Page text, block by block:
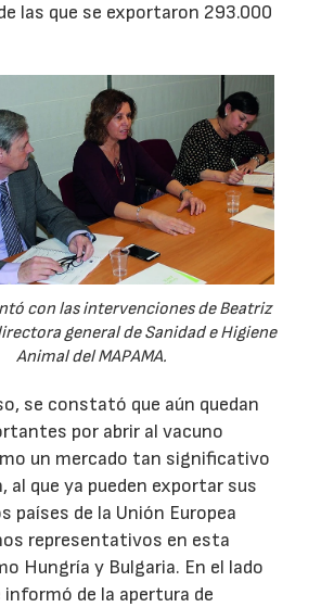
las que se exportaron 293.000
con las intervenciones de Beatriz
general de Sanidad e Higiene
Animal del MAPAMA.
se constató que aún quedan
por abrir al vacuno
un mercado tan significativo
al que ya pueden exportar sus
países de la Unión Europea
representativos en esta
Hungría y Bulgaria. En el lado
de la apertura de